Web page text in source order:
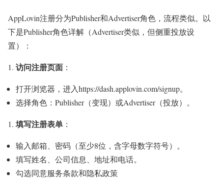
AppLovin注册分为Publisher和Advertiser角色，流程类似。以
下是Publisher角色详解（Advertiser类似，但侧重投放设
置）：
访问注册页面 ：
打开浏览器，进入https://dash.applovin.com/signup。
选择角色：Publisher（变现）或Advertiser（投放）。
填写注册表单 ：
输入邮箱、密码（至少8位，含字母数字符号）。
填写姓名、公司信息、地址和电话。
勾选同意服务条款和隐私政策